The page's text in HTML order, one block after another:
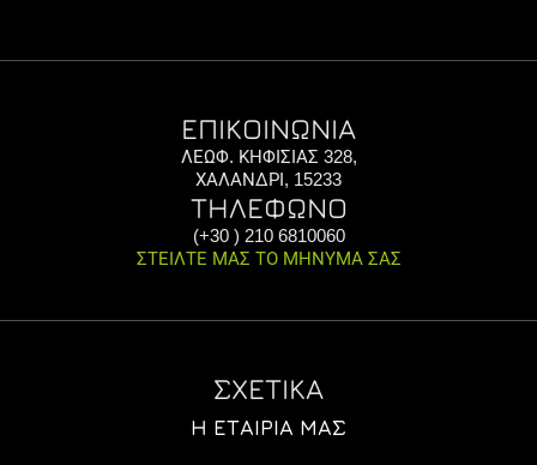
ΕΠΙΚΟΙΝΩΝΙΑ
ΛΕΩΦ. ΚΗΦΙΣΙΑΣ 328,
ΧΑΛΑΝΔΡΙ, 15233
ΤΗΛΕΦΩΝΟ
(+30 ) 210 6810060
ΣΤΕΙΛΤΕ ΜΑΣ ΤΟ ΜΗΝΥΜΑ ΣΑΣ
ΣΧΕΤΙΚΑ
Η ΕΤΑΙΡΊΑ ΜΑΣ